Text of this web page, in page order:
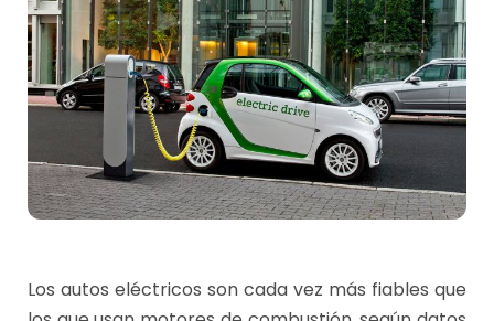
Los autos eléctricos son cada vez más fiables que